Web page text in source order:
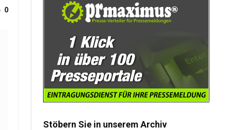
0
Stöbern Sie in unserem Archiv